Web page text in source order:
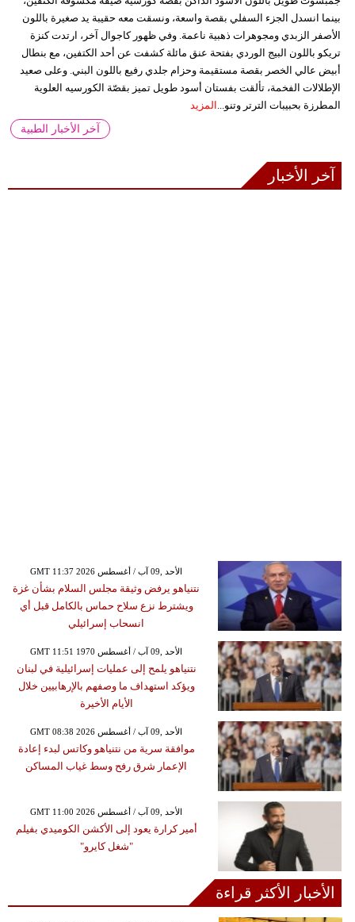
بينما انسدل الجزء السفلي بقصة واسعة، ونسقت معه حقيبة يد صغيرة باللون
الأصفر الزبدي ومجوهرات ذهبية ناعمة. وفي ظهور كاجوال آخر، ارتدت كنزة
تريكو باللون البيج الوردي بفتحة عنق مائلة كشفت عن أحد الكتفين، مع بنطال
أبيض عالي الخصر بقصة مستقيمة وحزام جلدي رفيع باللون البني. وعلى صعيد
الإطلالات الفخمة، تألقت بفستان أسود طويل تميز بقصّة الكورسيه العلوية
المطرزة بحبيبات الترتر وتنو... المزيد
آخر الأخبار الطبية
آخر الأخبار
GMT 11:37 2026 الأحد ,09 آب / أغسطس
نتنياهو يرفض وثيقة مجلس السلام بشأن غزة
ويشترط نزع سلاح حماس بالكامل قبل أي
انسحاب إسرائيلي
GMT 11:51 1970 الأحد ,09 آب / أغسطس
نتنياهو يلمح إلى عمليات إسرائيلية في لبنان
ويؤكد استهداف ما وصفهم بالإرهابيين خلال
الأيام الأخيرة
GMT 08:38 2026 الأحد ,09 آب / أغسطس
موافقة سرية من نتنياهو وكاتس لبدء إعادة
الإعمار شرق رفح وسط غياب المساكن
GMT 11:00 2026 الأحد ,09 آب / أغسطس
أمير كرارة يعود إلى الأكشن الكوميدي بفيلم
"شغل كايرو"
الأخبار الأكثر قراءة